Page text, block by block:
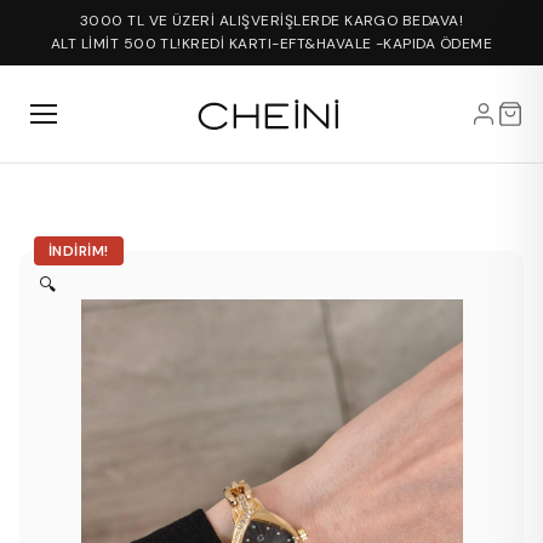
3000 TL VE ÜZERİ ALIŞVERİŞLERDE KARGO BEDAVA!
ALT LİMİT 500 TL!KREDİ KARTI-EFT&HAVALE -KAPIDA ÖDEME
İNDIRIM!
🔍